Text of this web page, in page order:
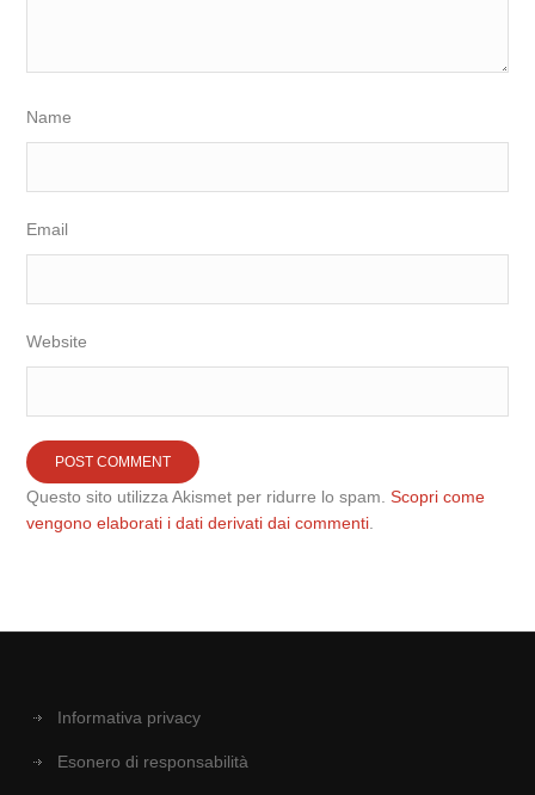
Name
Email
Website
Questo sito utilizza Akismet per ridurre lo spam.Scopri come
vengono elaborati i dati derivati dai commenti
Informativa privacy
Esonero di responsabilità